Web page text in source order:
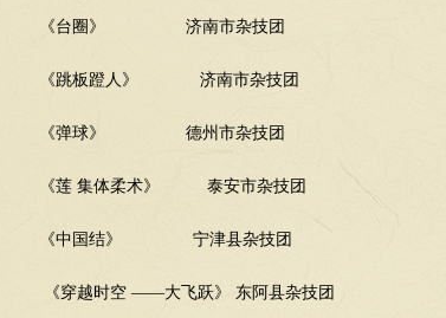
《台圈》 济南市杂技团
《跳板蹬人》 济南市杂技团
《弹球》 德州市杂技团
《莲 集体柔术》 泰安市杂技团
《中国结》 宁津县杂技团
《穿越时空 ——大飞跃》 东阿县杂技团